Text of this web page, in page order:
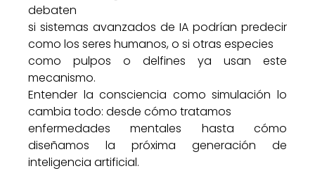
debaten
si sistemas avanzados de IA podrían predecir
como los seres humanos, o si otras especies
como pulpos o delfines ya usan este
mecanismo.
Entender la consciencia como simulación lo
cambia todo: desde cómo tratamos
enfermedades mentales hasta cómo
diseñamos la próxima generación de
inteligencia artificial.